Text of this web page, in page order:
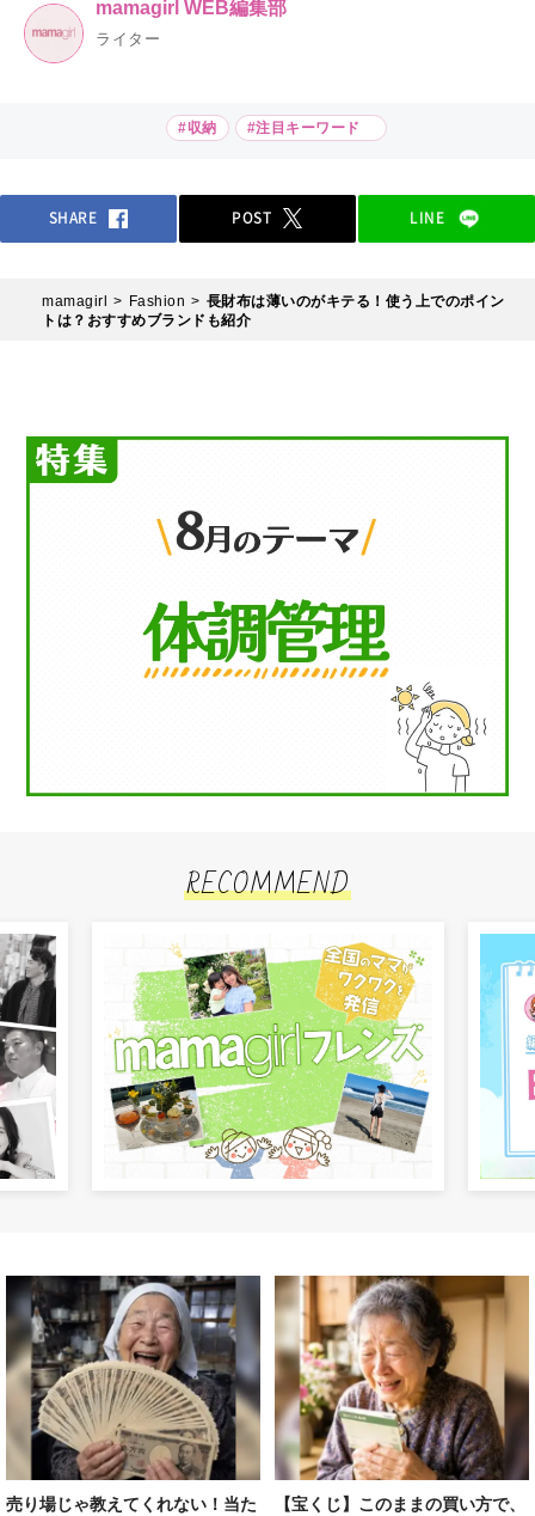
mamagirl WEB編集部
ライター
#収納 #注目キーワード
SHARE POST LINE
mamagirl Fashion
長財布は薄いのがキテる！使う上でのポイン
トは？おすすめブランドも紹介
RECOMMEND
売り場じゃ教えてくれない！当た
【宝くじ】このままの買い方で、